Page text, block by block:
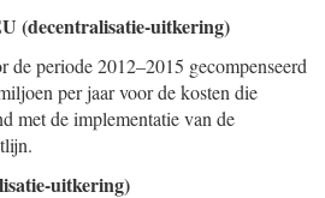
(decentralisatie-uitkering)
de periode 2012–2015 gecompenseerd
per jaar voor de kosten die
met de implementatie van de
uitkering)